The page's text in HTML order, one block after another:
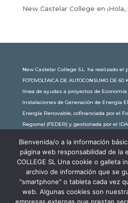
New Castelar College en
New Castelar College S.L. ha realizado el
FOTOVOLTAICA DE AUTOCONSUMO DE
línea de ayudas a proyectos de
Instalaciones de Generación de Energía
Energía Renovable, cofinanciada por el
Regional (FEDER) y gestionada por el
subvención de 30.245,63€. Con una
comunidad educativa de New Castelar
toneladas de CO2 al año, lo que equivale
o plantar 116 árboles al año.
Bienvenida/o a la información
página web responsabilidad de la
COLLEGE SL Una cookie o galleta
archivo de información que se
“smartphone” o tableta cada vez
web. Algunas cookies son